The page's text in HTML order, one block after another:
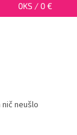
0KS / 0 €
neušlo